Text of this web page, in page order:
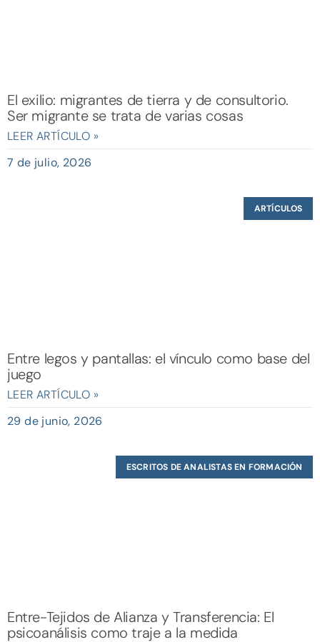
El exilio: migrantes de tierra y de consultorio.
Ser migrante se trata de varias cosas
LEER ARTÍCULO »
7 de julio, 2026
ARTÍCULOS
Entre legos y pantallas: el vínculo como base del
juego
LEER ARTÍCULO »
29 de junio, 2026
ESCRITOS DE ANALISTAS EN FORMACIÓN
Entre-Tejidos de Alianza y Transferencia: El
psicoanálisis como traje a la medida